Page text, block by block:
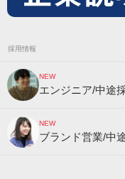
採用情報
NEW
エンジニア/中途
NEW
ブランド営業/中